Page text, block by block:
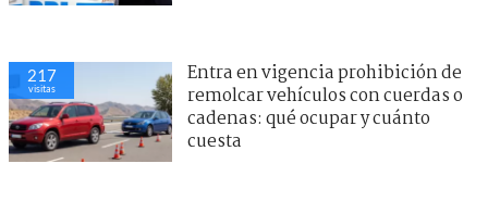
217
visitas
Entra en vigencia prohibición de
remolcar vehículos con cuerdas o
cadenas: qué ocupar y cuánto
cuesta